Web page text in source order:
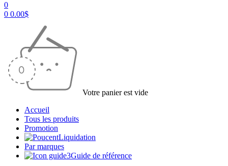
0
0 0.00$
Votre panier est vide
Accueil
Tous les produits
Promotion
Liquidation
Par marques
Guide de référence